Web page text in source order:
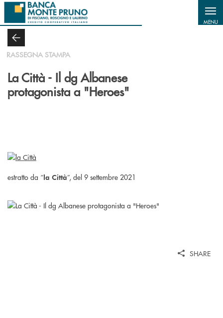
Salta al contenuto principale
MENU
RASSEGNA STAMPA
La Città - Il dg Albanese
protagonista a "Heroes"
estratto da “la Città”, del 9 settembre 2021
SHARE